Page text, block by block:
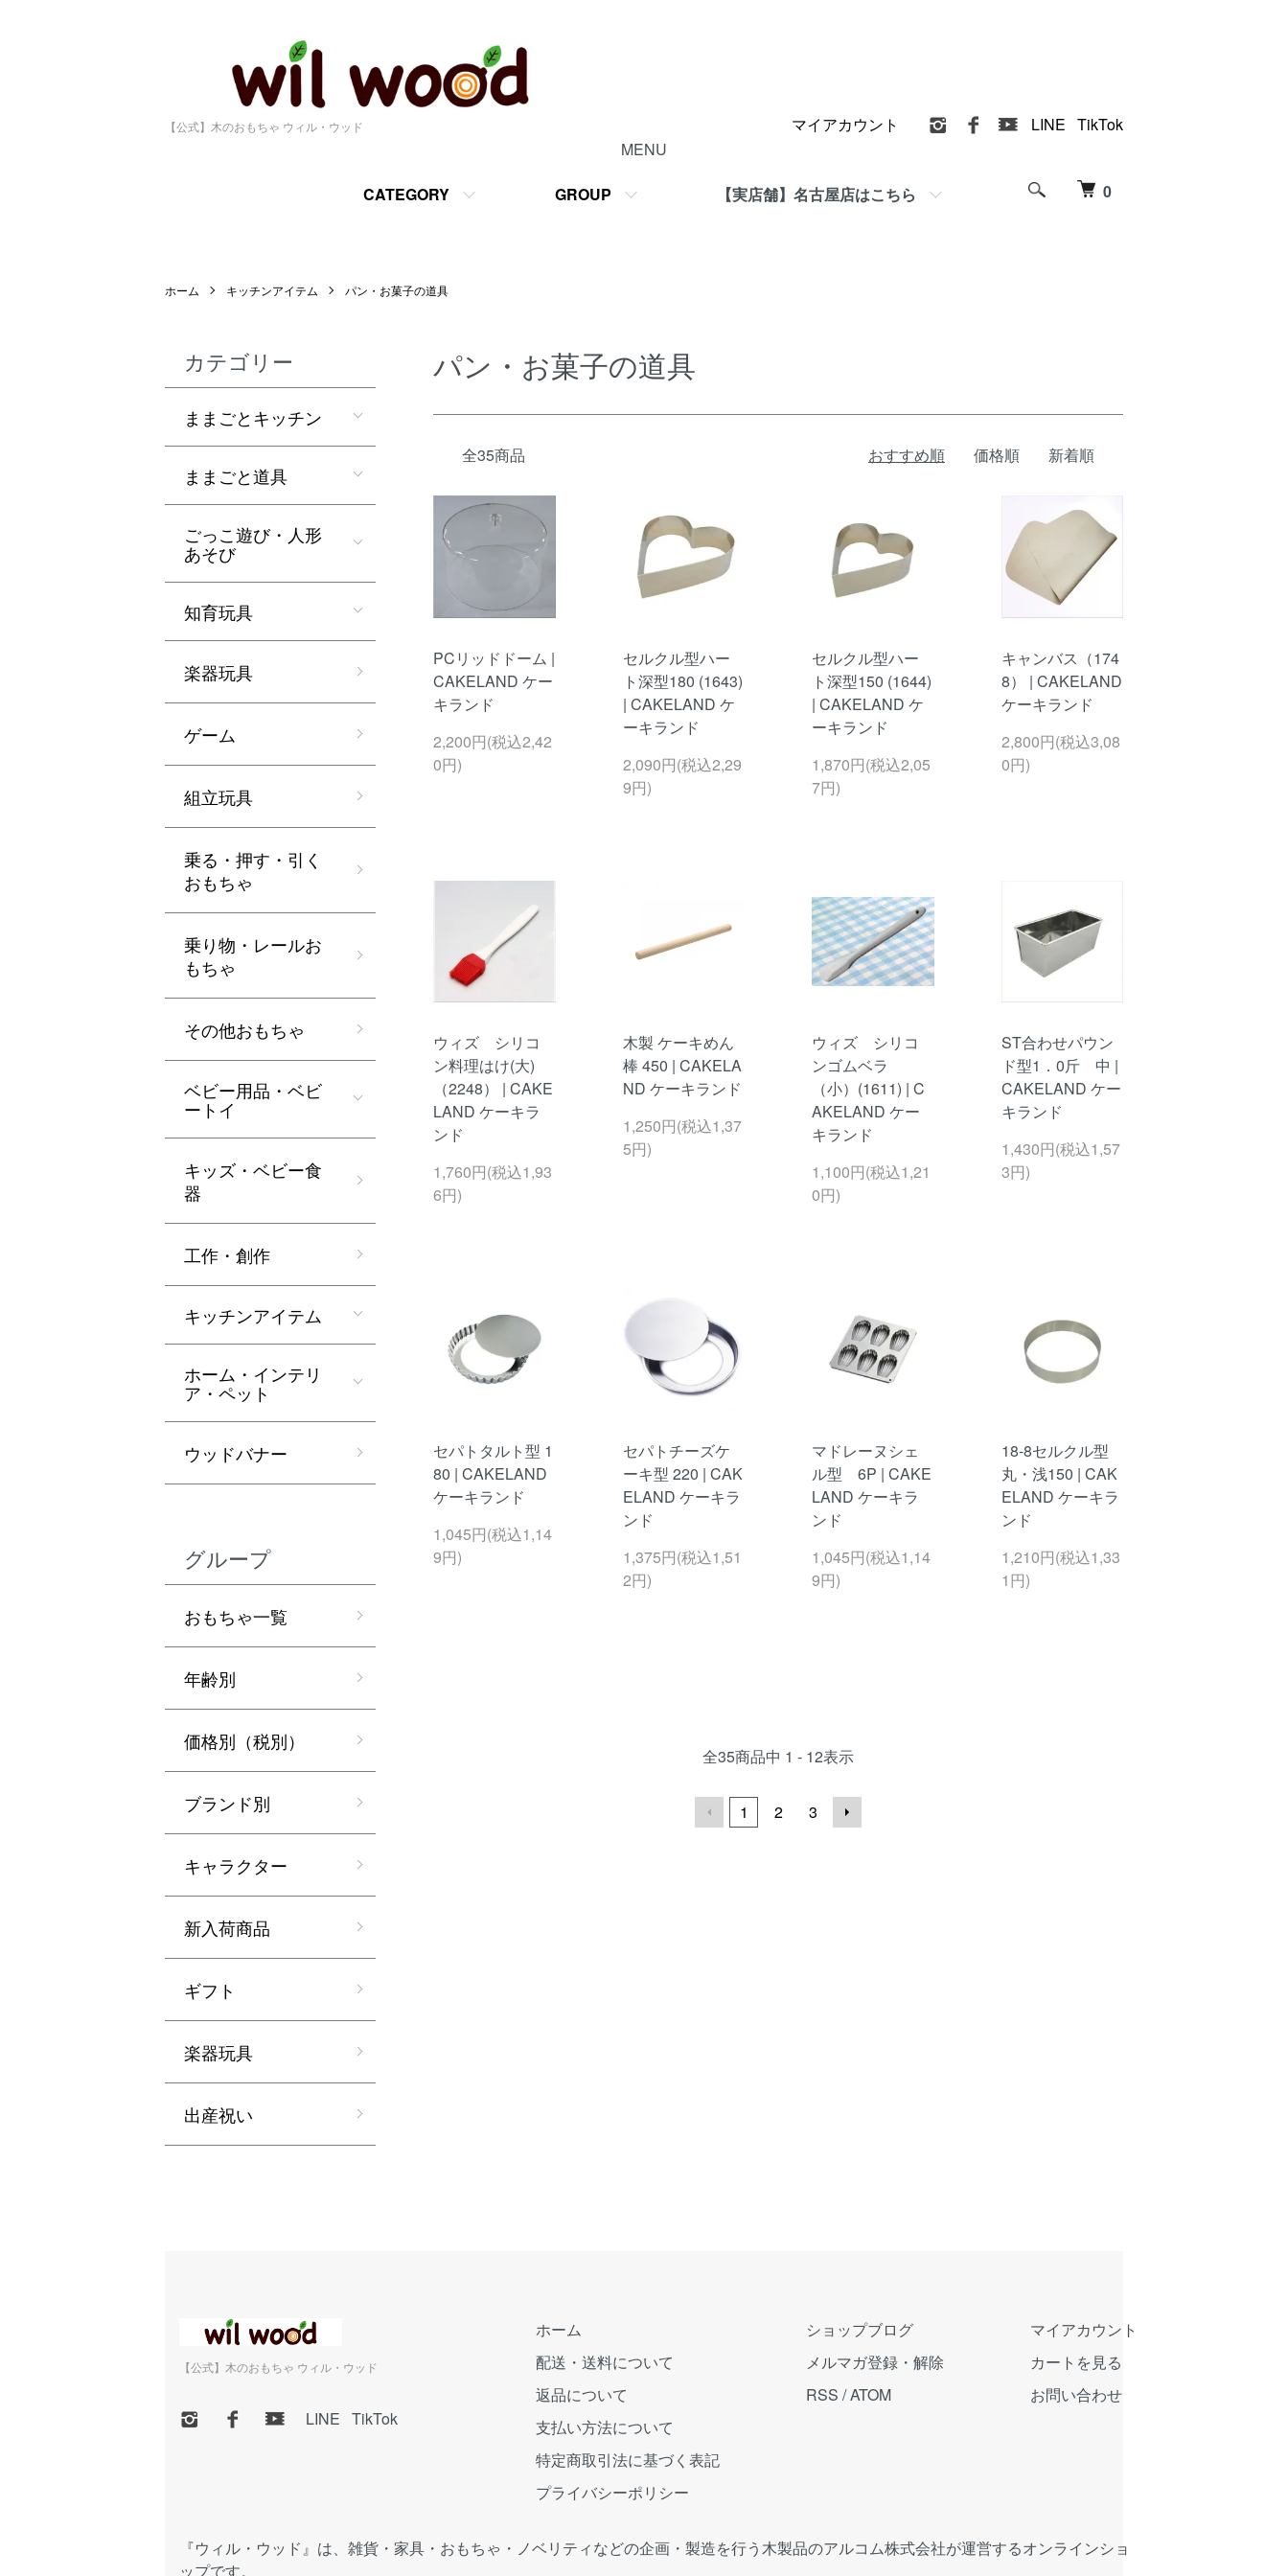
【公式】木のおもちゃ ウィル・ウッド
0
MENU
CATEGORY GROUP 【実店舗】名古屋店はこちら
マイアカウント LINE TikTok
ホーム キッチンアイテム パン・お菓子の道具
パン・お菓子の道具
全35商品 おすすめ順 価格順 新着順
PCリッドドーム |
CAKELAND ケー
キランド
2,200円(税込2,42
0円)
セルクル型ハー
ト深型180 (1643)
| CAKELAND ケ
ーキランド
2,090円(税込2,29
9円)
セルクル型ハー
ト深型150 (1644)
| CAKELAND ケ
ーキランド
1,870円(税込2,05
7円)
キャンバス（174
8） | CAKELAND
ケーキランド
2,800円(税込3,08
0円)
ウィズ シリコ
ン料理はけ(大)
（2248） | CAKE
LAND ケーキラ
ンド
1,760円(税込1,93
6円)
木製 ケーキめん
棒 450 | CAKELA
ND ケーキランド
1,250円(税込1,37
5円)
ウィズ シリコ
ンゴムベラ
（小）(1611) | C
AKELAND ケー
キランド
1,100円(税込1,21
0円)
ST合わせパウン
ド型1．0斤 中 |
CAKELAND ケー
キランド
1,430円(税込1,57
3円)
セパトタルト型 1
80 | CAKELAND
ケーキランド
1,045円(税込1,14
9円)
セパトチーズケ
ーキ型 220 | CAK
ELAND ケーキラ
ンド
1,375円(税込1,51
2円)
マドレーヌシェ
ル型 6P | CAKE
LAND ケーキラ
ンド
1,045円(税込1,14
9円)
18-8セルクル型
丸・浅150 | CAK
ELAND ケーキラ
ンド
1,210円(税込1,33
1円)
全35商品中 1 - 12表示
1 2 3
カテゴリー
ままごとキッチン
ままごと道具
ごっこ遊び・人形
あそび
知育玩具
楽器玩具
ゲーム
組立玩具
乗る・押す・引く
おもちゃ
乗り物・レールお
もちゃ
その他おもちゃ
ベビー用品・ベビ
ートイ
キッズ・ベビー食
器
工作・創作
キッチンアイテム
ホーム・インテリ
ア・ペット
ウッドバナー
グループ
おもちゃ一覧
年齢別
価格別（税別）
ブランド別
キャラクター
新入荷商品
ギフト
楽器玩具
出産祝い
【公式】木のおもちゃ ウィル・ウッド
LINE TikTok
ホーム
配送・送料について
返品について
支払い方法について
特定商取引法に基づく表記
プライバシーポリシー
ショップブログ
メルマガ登録・解除
RSS /ATOM
マイアカウント
カートを見る
お問い合わせ
『ウィル・ウッド』は、雑貨・家具・おもちゃ・ノベリティなどの企画・製造を行う木製品のアルコム株式会社が運営するオンラインショ
ップです。